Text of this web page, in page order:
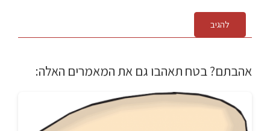
להגיב
אהבתם? בטח תאהבו גם את המאמרים האלה: